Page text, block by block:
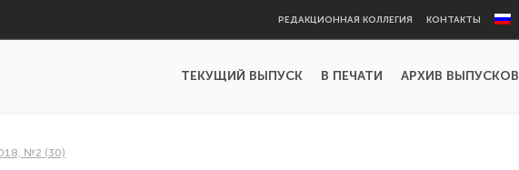
РЕДАКЦИОННАЯ КОЛЛЕГИЯ КОНТАКТЫ
ТЕКУЩИЙ ВЫПУСК В ПЕЧАТИ АРХИВ ВЫПУСКОВ
№2 (30)